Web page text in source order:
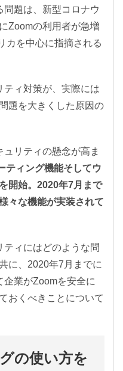
題は、新型コロナウ
Zoomの利用者が急増
カを中心に指摘される
ィ対策が、実際には
題を大きくした原因の
リティの懸念が高ま
ティング機能そしてウ
開始。2020年7月まで
々な機能が実装されて
ィにはどのような問
に、2020年7月までに
業がZoomを安全に
おくべきことについて
の使い方を